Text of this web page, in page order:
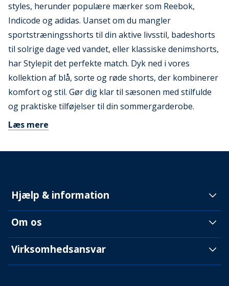
styles, herunder populære mærker som Reebok,
Indicode og adidas. Uanset om du mangler
sportstræningsshorts til din aktive livsstil, badeshorts
til solrige dage ved vandet, eller klassiske denimshorts,
har Stylepit det perfekte match. Dyk ned i vores
kollektion af blå, sorte og røde shorts, der kombinerer
komfort og stil. Gør dig klar til sæsonen med stilfulde
og praktiske tilføjelser til din sommergarderobe.
Læs mere
Hjælp & information
Om os
Virksomhedsansvar